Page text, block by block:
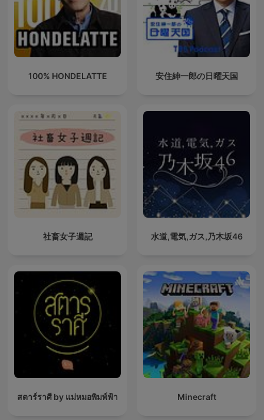
100% HONDELATTE 安住紳一郎の日曜天国
社畜女子週記 水道,電気,ガス,乃木坂46
สตาร์ราศี by แม่หมอพิมพ์ฟ้า Minecraft